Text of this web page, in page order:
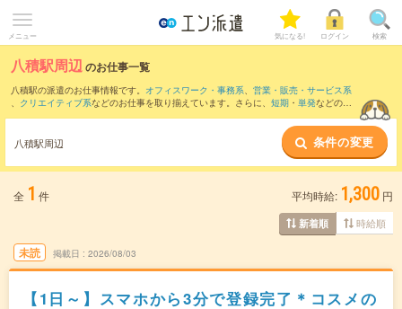
メニュー 気になる! ログイン 検索
八積駅周辺のお仕事一覧
八積駅の派遣のお仕事情報です。 オフィスワーク・事務系、 営業・販売・サービス系
、 クリエイティブ系などのお仕事を取り揃えています。さらに、 短期 ・ 単発などの期
また、茂原駅
など近隣駅のお仕事もご確
認いただけます。
八積駅周辺 条件の変更
全 1 件 平均時給: 1,300 円
新着順 時給順
未読 掲載日 2026/08/03
【1日～】スマホから3分で登録完了＊コスメの